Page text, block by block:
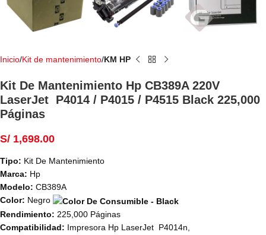
Inicio Kit de mantenimiento KM HP
Kit De Mantenimiento Hp CB389A 220V
LaserJet P4014 / P4015 / P4515 Black 225,000
Páginas
S/ 1,698.00
Tipo: Kit De Mantenimiento
Marca: Hp
Modelo: CB389A
Color: Negro
Rendimiento: 225,000 Páginas
Compatibilidad: Impresora Hp LaserJet P4014n